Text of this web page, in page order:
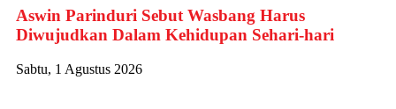
Aswin Parinduri Sebut Wasbang Harus
Diwujudkan Dalam Kehidupan Sehari-hari
Sabtu, 1 Agustus 2026